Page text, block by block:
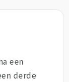
een
derde